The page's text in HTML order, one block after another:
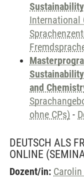
International
and
ohne CPs) -
DEUTSCH ALS
ONLINE
Dozent/in: